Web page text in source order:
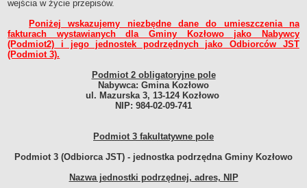
OCHRONA ŚRODOWISKA
Obwieszczenia/Zawiadomienia
EZG Działdowszczyzna - gospodarka odpadami
Rejestr działalności regulowanej
Odbiór nieczystości płynnych
Dofinansowanie inwestycji służących ochronie środowiska i
WYBORY I REFERENDA
Wybory Prezydenta RP
wejścia w życie przepisów.
Poniżej wskazujemy niezbędne dane do umieszczenia na
fakturach wystawianych dla Gminy Kozłowo jako Nabywcy
(Podmiot2) i jego jednostek podrzędnych jako Odbiorców JST
(Podmiot 3).
Podmiot 2 obligatoryjne pole
Nabywca: Gmina Kozłowo
ul. Mazurska 3, 13-124 Kozłowo
NIP: 984-02-09-741
Podmiot 3 fakultatywne pole
Podmiot 3 (Odbiorca JST) - jednostka podrzędna Gminy Kozłowo
Nazwa jednostki podrzędnej, adres, NIP